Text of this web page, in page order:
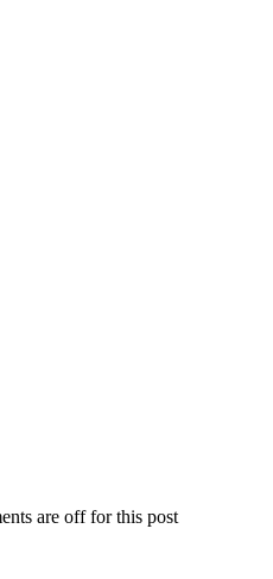
are off for this post